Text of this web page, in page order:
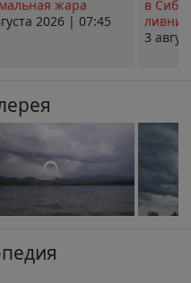
жара
2026 | 07:45
в
ливни
3